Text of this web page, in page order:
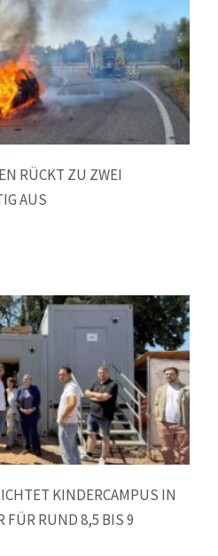
RÜCKT ZU ZWEI
AUS
KINDERCAMPUS IN
FÜR RUND 8,5 BIS 9